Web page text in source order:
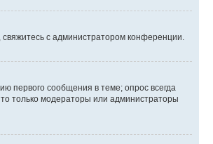
с администратором конференции.
первого сообщения в теме; опрос всегда
только модераторы или администраторы